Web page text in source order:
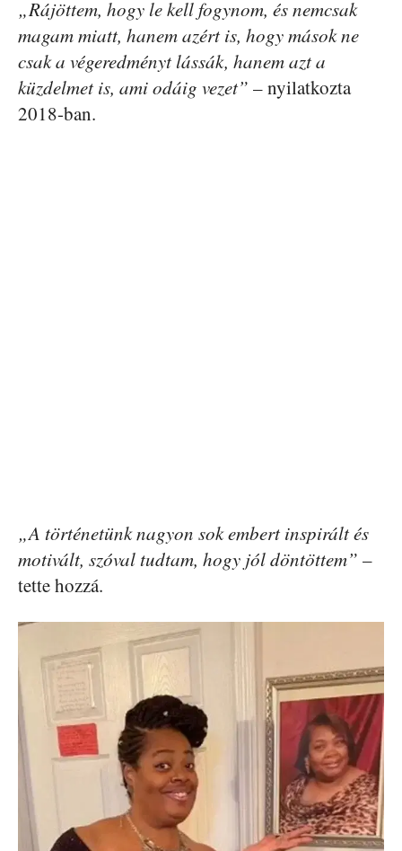
„Rájöttem, hogy le kell fogynom, és nemcsak
magam miatt, hanem azért is, hogy mások ne
csak a végeredményt lássák, hanem azt a
küzdelmet is, ami odáig vezet” – nyilatkozta
2018-ban.
„A történetünk nagyon sok embert inspirált és
motivált, szóval tudtam, hogy jól döntöttem” –
tette hozzá.